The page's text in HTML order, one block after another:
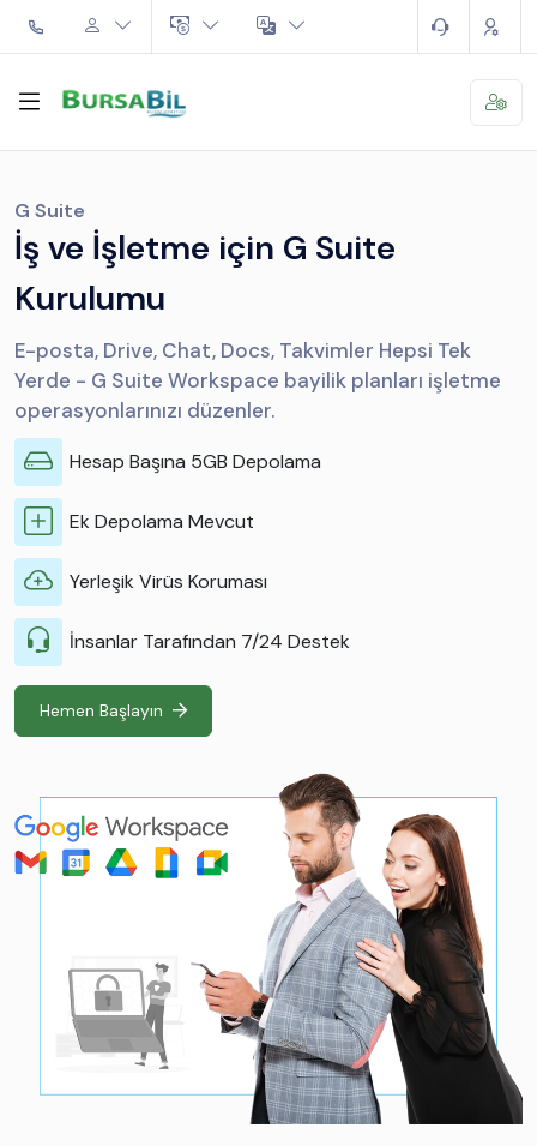
G Suite
İş ve İşletme için G Suite
Kurulumu
E-posta, Drive, Chat, Docs, Takvimler Hepsi Tek
Yerde - G Suite Workspace bayilik planları işletme
operasyonlarınızı düzenler.
Hesap Başına 5GB Depolama
Ek Depolama Mevcut
Yerleşik Virüs Koruması
İnsanlar Tarafından 7/24 Destek
Hemen Başlayın